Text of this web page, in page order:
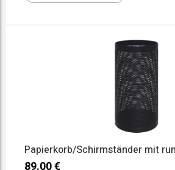
Papierkorb/Schirmständer mit
89.00€